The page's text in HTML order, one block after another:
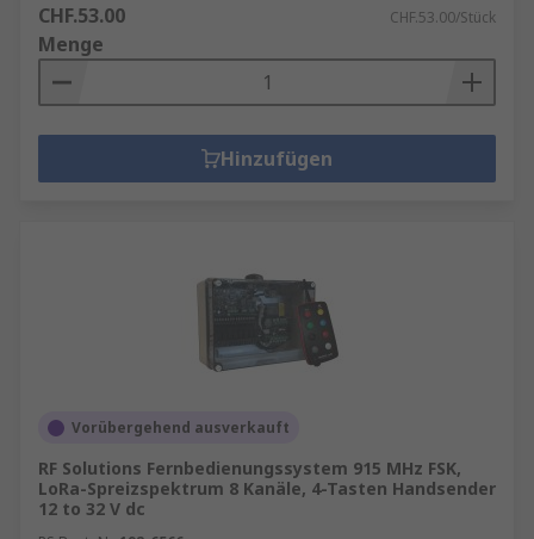
CHF.53.00 CHF.53.00/Stück
Menge
Hinzufügen
Vorübergehend ausverkauft
RF Solutions Fernbedienungssystem 915 MHz FSK,
LoRa-Spreizspektrum 8 Kanäle, 4-Tasten Handsender
12 to 32 V dc